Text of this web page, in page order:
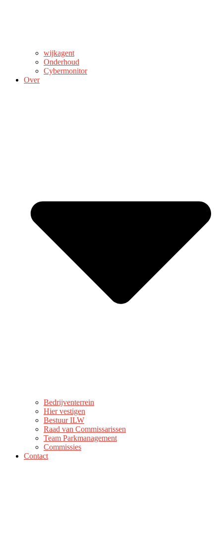
wijkagent
Onderhoud
Cybermonitor
Over
Bedrijventerrein
Hier vestigen
Bestuur ILW
Raad van Commissarissen
Team Parkmanagement
Commissies
Contact